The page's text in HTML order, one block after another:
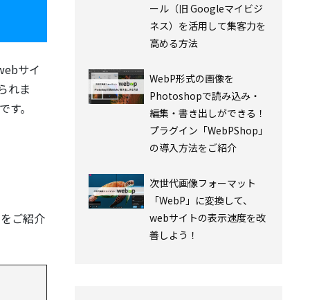
サイ
れま
。
ご紹介
ール（旧 Googleマイビジ
ネス）を活用して集客力を
高める方法
WebP形式の画像を
Photoshopで読み込み・
編集・書き出しができる！
プラグイン「WebPShop」
の導入方法をご紹介
次世代画像フォーマット
「WebP」に変換して、
webサイトの表示速度を改
善しよう！